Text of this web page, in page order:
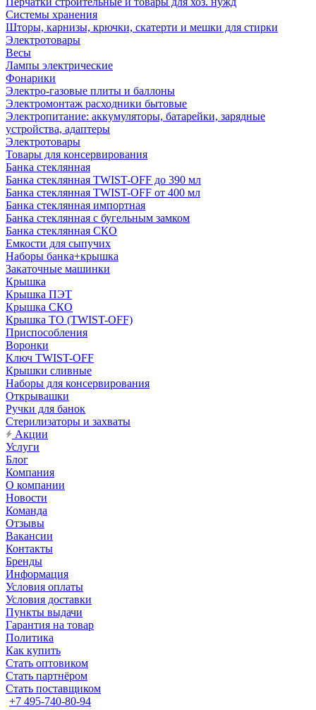
Системы хранения
Шторы, карнизы, крючки, скатерти и мешки для стирки
Электротовары
Весы
Лампы электрические
Фонарики
Электро-газовые плиты и баллоны
Электромонтаж расходники бытовые
Электропитание: аккумуляторы, батарейки, зарядные
устройства, адаптеры
Электротовары
Товары для консервирования
Банка стеклянная
Банка стеклянная TWIST-OFF до 390 мл
Банка стеклянная TWIST-OFF от 400 мл
Банка стеклянная импортная
Банка стеклянная с бугельным замком
Банка стеклянная СКО
Емкости для сыпучих
Наборы банка+крышка
Закаточные машинки
Крышка
Крышка ПЭТ
Крышка СКО
Крышка ТО (TWIST-OFF)
Приспособления
Воронки
Ключ TWIST-OFF
Крышки сливные
Наборы для консервирования
Открывашки
Ручки для банок
Стерилизаторы и захваты
Акции
Услуги
Блог
Компания
О компании
Новости
Команда
Отзывы
Вакансии
Контакты
Бренды
Информация
Условия оплаты
Условия доставки
Пункты выдачи
Гарантия на товар
Политика
Как купить
Стать оптовиком
Стать партнёром
Стать поставщиком
+7 495-740-80-94